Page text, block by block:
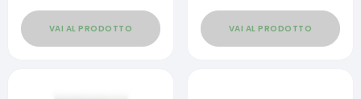
VAI AL PRODOTTO VAI AL PRODOTTO